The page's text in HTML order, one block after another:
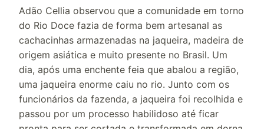
Adão Cellia observou que a comunidade em torno
do Rio Doce fazia de forma bem artesanal as
cachacinhas armazenadas na jaqueira, madeira de
origem asiática e muito presente no Brasil. Um
dia, após uma enchente feia que abalou a região,
uma jaqueira enorme caiu no rio. Junto com os
funcionários da fazenda, a jaqueira foi recolhida e
passou por um processo habilidoso até ficar